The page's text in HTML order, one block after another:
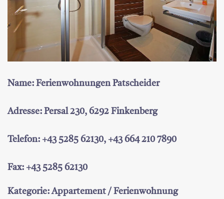
Name: Ferienwohnungen Patscheider
Adresse: Persal 230, 6292 Finkenberg
Telefon: +43 5285 62130, +43 664 210 7890
Fax: +43 5285 62130
Kategorie: Appartement / Ferienwohnung